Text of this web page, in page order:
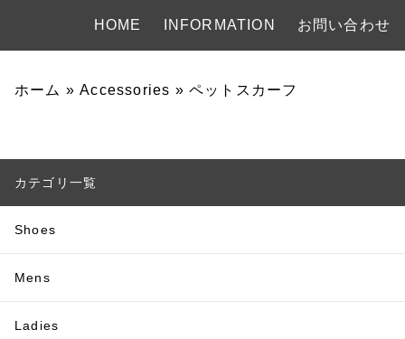
HOME INFORMATION お問い合わせ
ホーム » Accessories » ペットスカーフ
カテゴリ一覧
Shoes
Mens
Ladies